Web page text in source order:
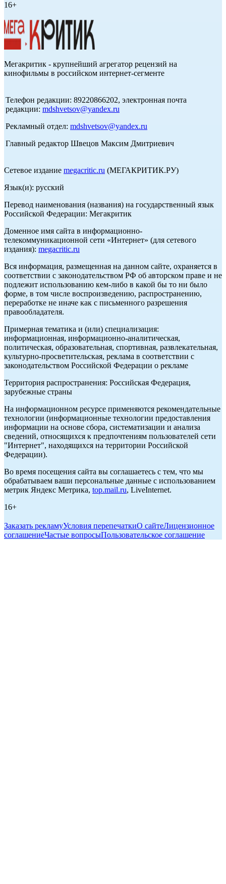
16+
Мегакритик - крупнейший агрегатор рецензий на
кинофильмы в российском интернет-сегменте
Телефон редакции: 89220866202, электронная почта
редакции: mdshvetsov@yandex.ru
Рекламный отдел: mdshvetsov@yandex.ru
Главный редактор Швецов Максим Дмитриевич
Сетевое издание megacritic.ru (МЕГАКРИТИК.РУ)
Язык(и): русский
Перевод наименования (названия) на государственный язык
Российской Федерации: Мегакритик
Доменное имя сайта в информационно-
телекоммуникационной сети «Интернет» (для сетевого
издания): megacritic.ru
Вся информация, размещенная на данном сайте, охраняется в
соответствии с законодательством РФ об авторском праве и не
подлежит использованию кем-либо в какой бы то ни было
форме, в том числе воспроизведению, распространению,
переработке не иначе как с письменного разрешения
правообладателя.
Примерная тематика и (или) специализация:
информационная, информационно-аналитическая,
политическая, образовательная, спортивная, развлекательная,
культурно-просветительская, реклама в соответствии с
законодательством Российской Федерации о рекламе
Территория распространения: Российская Федерация,
зарубежные страны
На информационном ресурсе применяются рекомендательные
технологии (информационные технологии предоставления
информации на основе сбора, систематизации и анализа
сведений, относящихся к предпочтениям пользователей сети
"Интернет", находящихся на территории Российской
Федерации).
Во время посещения сайта вы соглашаетесь с тем, что мы
обрабатываем ваши персональные данные с использованием
метрик Яндекс Метрика, top.mail.ru, LiveInternet.
16+
Заказать рекламуУсловия перепечаткиО сайтеЛицензионное
соглашениеЧастые вопросыПользовательское соглашение